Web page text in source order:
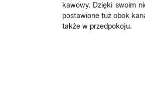
kawowy. Dzięki swoim
postawione tuż obok
także w przedpokoju.